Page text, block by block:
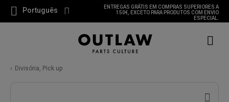
Português
ENTREGAS GRÁTIS EM COMPRAS SUPERIORES A
150€, EXCETO PARA PRODUTOS COM ENVIO
ESPECIAL.
Divisória, Pick up